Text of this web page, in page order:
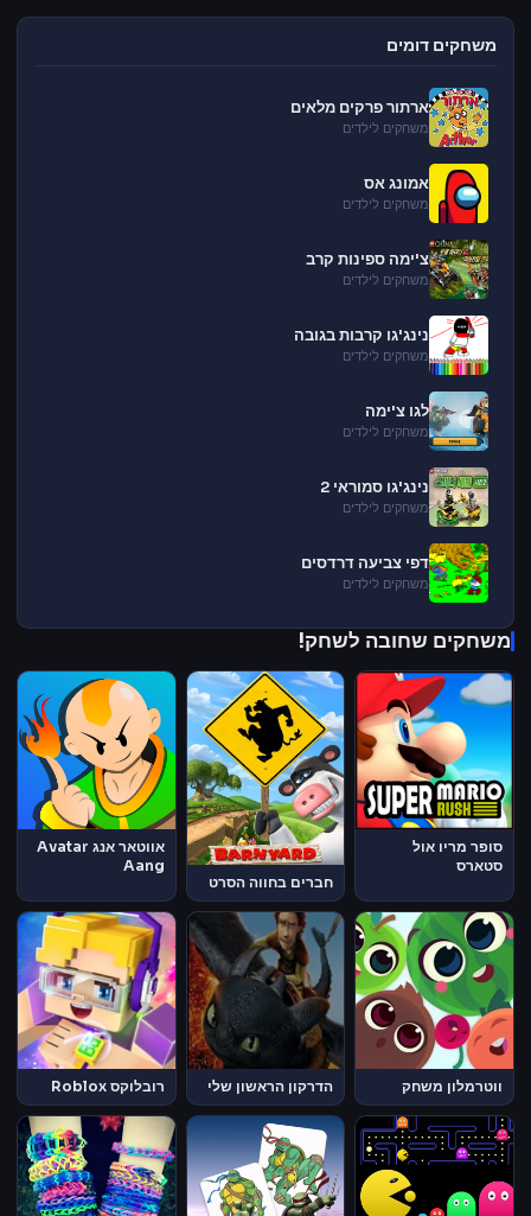
משחקים דומים
ארתור פרקים מלאים
משחקים לילדים
אמונג אס
משחקים לילדים
צ'ימה ספינות קרב
משחקים לילדים
נינג'גו קרבות בגובה
משחקים לילדים
לגו צ'ימה
משחקים לילדים
נינג'גו סמוראי 2
משחקים לילדים
דפי צביעה דרדסים
משחקים לילדים
משחקים שחובה לשחק!
סופר מריו אול
סטארס
חברים בחווה הסרט
אווטאר אנג Avatar
Aang
ווטרמלון משחק הדרקון הראשון שלי רובלוקס Roblox